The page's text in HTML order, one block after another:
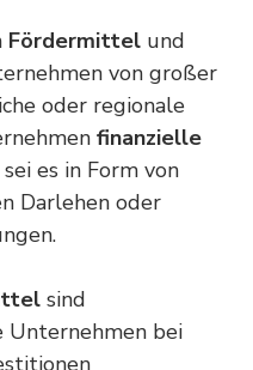
Fördermittel und
von großer
oder regionale
finanzielle
es in Form von
Darlehen oder
sind
Unternehmen bei